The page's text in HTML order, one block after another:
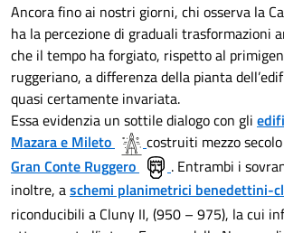
Ancora fino ai nostri giorni, chi osserva la
ha la percezione di graduali trasformazioni
che il tempo ha forgiato, rispetto al
ruggeriano, a differenza della pianta
quasi certamente invariata.
Essa evidenzia un sottile dialogo con gli
Mazara e Mileto
costruiti mezzo
Gran Conte Ruggero
. Entrambi i
inoltre, aschemi planimetrici benedettini-
riconducibili a Cluny II, (950 – 975), la cui